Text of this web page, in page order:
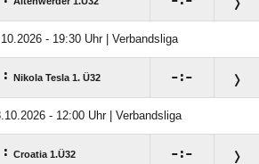
- 19:30 Uhr | Verbandsliga
: Nikola Tesla 1. Ü32 :
- 12:00 Uhr | Verbandsliga
: Croatia 1.Ü32 :